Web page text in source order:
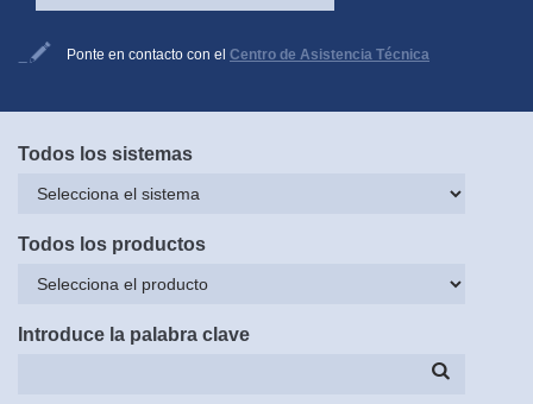
Ponte en contacto con el Centro de Asistencia Técnica
Todos los sistemas
Todos los productos
Introduce la palabra clave